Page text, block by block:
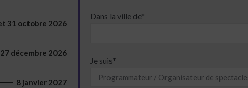
31 octobre 2026
décembre 2026
8 janvier 2027
Dans la ville de*
Je suis*